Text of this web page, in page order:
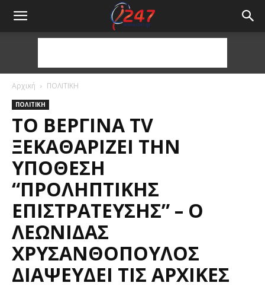
Αρχική ΠΟΛΙΤΙΚΗ
ΠΟΛΙΤΙΚΗ
ΤΟ ΒΕΡΓΊΝΑ TV
ΞΕΚΑΘΑΡΊΖΕΙ ΤΗΝ
ΥΠΌΘΕΣΗ
“ΠΡΟΛΗΠΤΙΚΉΣ
ΕΠΙΣΤΡΆΤΕΥΣΗΣ” – Ο
ΛΕΩΝΊΔΑΣ
ΧΡΥΣΑΝΘΌΠΟΥΛΟΣ
ΔΙΑΨΕΎΔΕΙ ΤΙΣ ΑΡΧΙΚΈΣ